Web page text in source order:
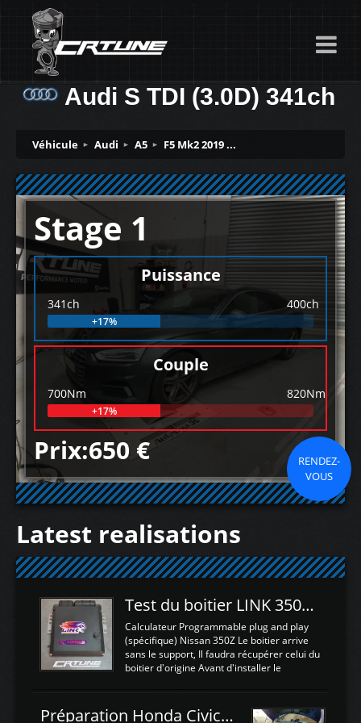
Audi S TDI (3.0D) 341ch
Véhicule Audi A5 F5 Mk2 2019 ...
Stage 1
Puissance
341ch 400ch
+17%
Couple
700Nm 820Nm
+17%
Prix:650 €
RENDEZ-
VOUS
Latest realisations
Test du boitier LINK 350Z Plugin ECU
Calculateur Programmable plug and play
(spécifique) Nissan 350Z Le boitier arrive
sans le support, Il faudra récupérer celui du
boitier d'origine Avant d'installer le
d'envoyer l'information de la large bande
Préparation Honda Civic Type R FK2